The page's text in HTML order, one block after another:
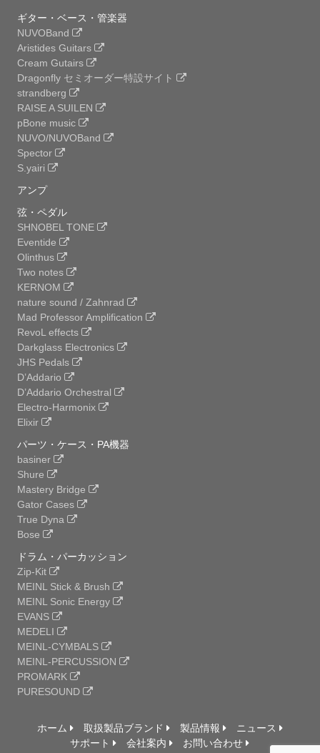
ギター・ベース・管楽器
NUVOBand
Aristides Guitars
Cream Gutairs
Dragonfly セミオーダー特設サイト
strandberg
RAISE A SUILEN
pBone music
NUVO/NUVOBand
Spector
S.yairi
アンプ
弦・ペダル
SHNOBEL TONE
Eventide
Olinthus
Two notes
KERNOM
nature sound / Zahnrad
Mad Professor Amplification
RevoL effects
Darkglass Electronics
JHS Pedals
D’Addario
D’Addario Orchestral
Electro-Harmonix
Elixir
パーツ・ケース・PA機器
basiner
Shure
Mastery Bridge
Gator Cases
True Dyna
Bose
ドラム・パーカッション
Zip-Kit
MEINL Stick & Brush
MEINL Sonic Energy
EVANS
MEDELI
MEINL-CYMBALS
MEINL-PERCUSSION
PROMARK
PURESOUND
ホーム 取扱製品ブランド 製品情報
ニュース
サポート
会社案内 お問い合わせ